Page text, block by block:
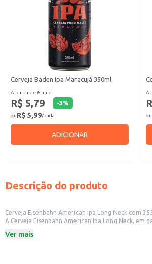
Cerveja Baden Ipa Maracujá 350ml
A partir de 6 unid.
R$ 5,79 -3%
ouR$ 5,99/ cada
ADICIONAR
A
ou
Descrição do produto
Cerveja Eisenbahn American Ipa Long Neck com
A Cerveja Eisenbahn American Ipa Long Neck, em garrafa de 355ml, é uma opção versátil para
Dicas de Uso:
Ver mais